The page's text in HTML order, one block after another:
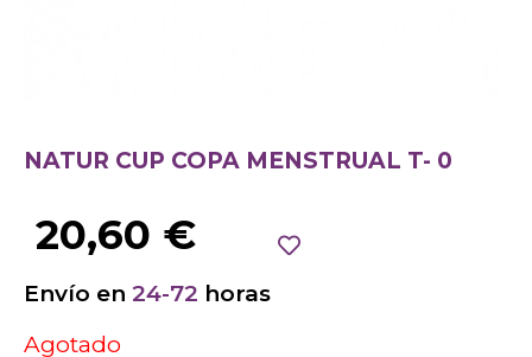
NATUR CUP COPA MENSTRUAL T- 0
20,60 €
Envío en 24-72 horas
Agotado